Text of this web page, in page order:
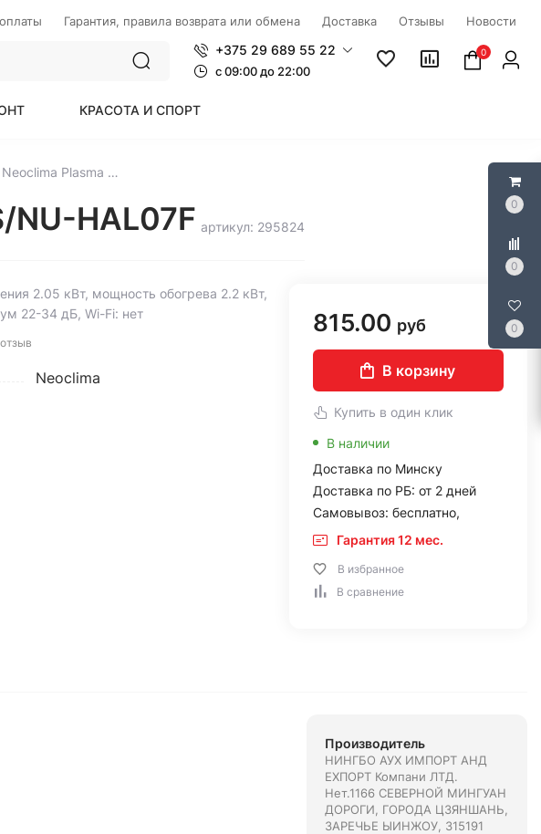
0
0
0
Гарантия, правила возврата или обмена Доставка Отзывы Новости
+375 29 689 55 22
c 09:00 до 22:00
0
КРАСОТА И СПОРТ
Сплит-система Neoclima Plasma NS/NU-HAL07F
NU-HAL07F артикул: 295824
2.05 кВт, мощность обогрева 2.2 кВт,
22-34 дБ, Wi-Fi: нет
Neoclima
815.00 руб
В корзину
Купить в один клик
В наличии
Доставка по Минску
Доставка по РБ: от 2 дней
Самовывоз: бесплатно,
Гарантия 12 мес.
В избранное
В сравнение
Производитель
НИНГБО АУХ ИМПОРТ АНД
ЕXПОРТ Компани ЛТД.
Нет.1166 СЕВЕРНОЙ МИНГУАН
ДОРОГИ, ГОРОДА ЦЗЯНШАНЬ,
ЗАРЕЧЬЕ ЫИНЖОУ, 315191